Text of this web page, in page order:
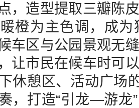
，造型提取三瓣陈
橙为主色调，成
车区与公园景观无
让市民在候车时可
休憩区、活动广场
，打造“引龙—游龙